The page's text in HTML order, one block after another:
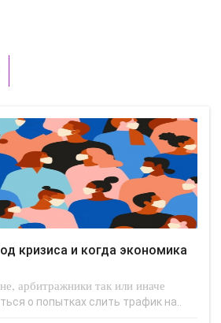
арбитражники так или иначе
о попытках слить трафик на..